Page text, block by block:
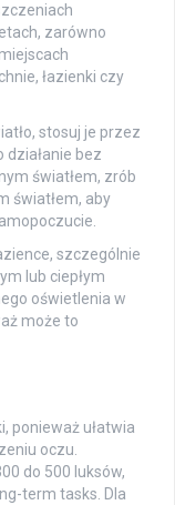
zarówno
łazienki czy
stosuj je przez
działanie bez
światłem, zrób
światłem, aby
szczególnie
lub ciepłym
oświetlenia w
może to
ponieważ ułatwia
oczu.
do 500 luksów,
term tasks. Dla